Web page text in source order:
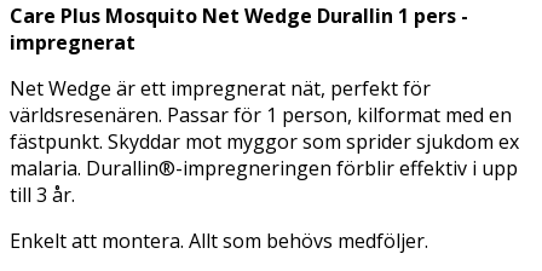
Care Plus Mosquito Net Wedge Durallin 1 pers -
impregnerat
Net Wedge är ett impregnerat nät, perfekt för
världsresenären. Passar för 1 person, kilformat med en
fästpunkt. Skyddar mot myggor som sprider sjukdom ex
malaria. Durallin®-impregneringen förblir effektiv i upp
till 3 år.
Enkelt att montera. Allt som behövs medföljer.